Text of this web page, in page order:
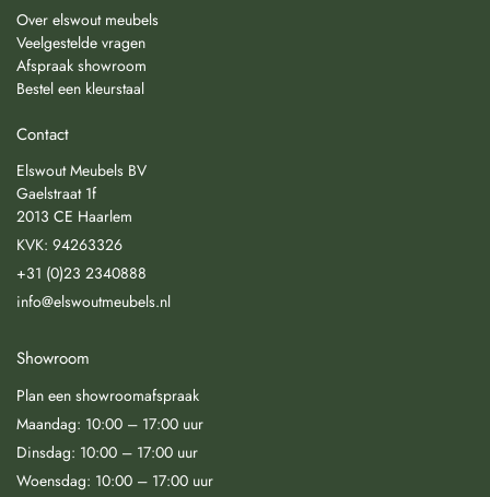
Over elswout meubels
Veelgestelde vragen
Afspraak showroom
Bestel een kleurstaal
Contact
Elswout Meubels BV
Gaelstraat 1f
2013 CE Haarlem
KVK: 94263326
+31 (0)23 2340888
info@elswoutmeubels.nl
Showroom
Plan een showroomafspraak
Maandag: 10:00 – 17:00 uur
Dinsdag: 10:00 – 17:00 uur
Woensdag: 10:00 – 17:00 uur